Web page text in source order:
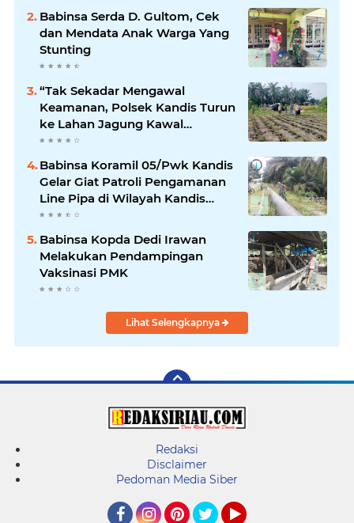
Babinsa Serda D. Gultom, Cek
dan Mendata Anak Warga Yang
Stunting
“Tak Sekadar Mengawal
Keamanan, Polsek Kandis Turun
ke Lahan Jagung Kawal
Ketahanan Pangan
Babinsa Koramil 05/Pwk Kandis
Gelar Giat Patroli Pengamanan
Line Pipa di Wilayah Kandis
Kandis
Babinsa Kopda Dedi Irawan
Melakukan Pendampingan
Vaksinasi PMK
Lihat Selengkapnya
Redaksi
Disclaimer
Pedoman Media Siber